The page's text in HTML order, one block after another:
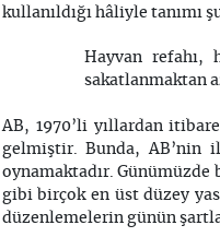
kullanıldığı hâliyle tanımı
Hayvan refahı,
sakatlanmaktan
AB, 1970’li yıllardan
gelmiştir. Bunda, AB’nin
oynamaktadır.
gibi birçok en üst düzey
düzenlemelerin günün